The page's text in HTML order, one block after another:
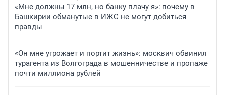
«Мне должны 17 млн, но банку плачу я»: почему в
Башкирии обманутые в ИЖС не могут добиться
правды
«Он мне угрожает и портит жизнь»: москвич обвинил
турагента из Волгограда в мошенничестве и пропаже
почти миллиона рублей